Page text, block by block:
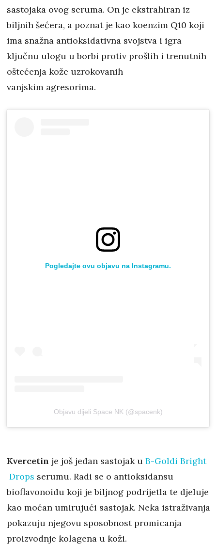
sastojaka ovog seruma. On je ekstrahiran iz
biljnih šećera, a poznat je kao koenzim Q10 koji
ima snažna antioksidativna svojstva i igra
ključnu ulogu u borbi protiv prošlih i trenutnih
oštećenja kože uzrokovanih
vanjskim agresorima.
Pogledajte ovu objavu na Instagramu.
Objavu dijeli Space NK (@spacenk)
Kvercetin je još jedan sastojak u B-Goldi Bright
Drops serumu. Radi se o antioksidansu
bioflavonoidu koji je biljnog podrijetla te djeluje
kao moćan umirujući sastojak. Neka istraživanja
pokazuju njegovu sposobnost promicanja
proizvodnje kolagena u koži.